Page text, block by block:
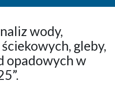
wody,
gleby,
opadowych w